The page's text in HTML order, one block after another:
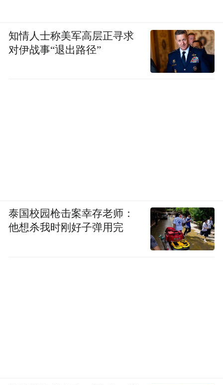
知情人士称美军高层正寻求
对伊战事“退出路径”
泰国校园枪击案幸存老师：
他想杀我时刚好子弹用完